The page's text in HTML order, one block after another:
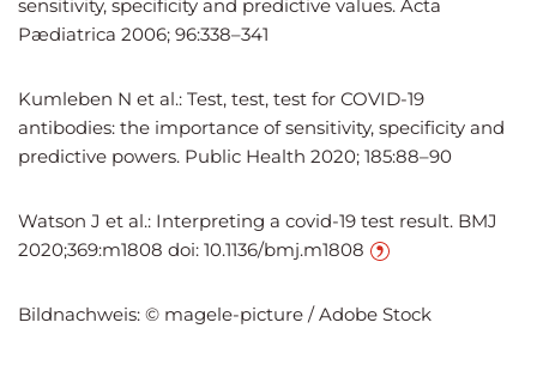
sensitivity, specificity and predictive values. Acta
Pædiatrica 2006; 96:338–341
Kumleben N et al.: Test, test, test for COVID-19
antibodies: the importance of sensitivity, specificity and
predictive powers. Public Health 2020; 185:88–90
Watson J et al.: Interpreting a covid-19 test result. BMJ
2020;369:m1808 doi: 10.1136/bmj.m1808
Bildnachweis: © magele-picture / Adobe Stock